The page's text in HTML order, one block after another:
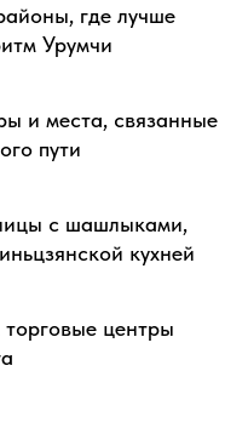
где лучше
Урумчи
и места, связанные
пути
с шашлыками,
кухней
центры